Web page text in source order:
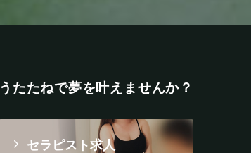
うたたねで夢を叶えませんか？
セラピスト求人